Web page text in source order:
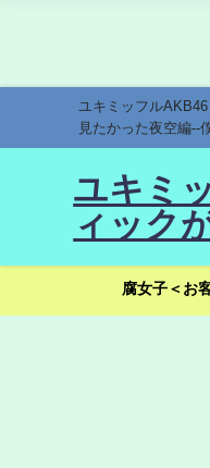
ユキミッフル
見たかった夜空編--
ユキミ
ィック
腐女子＜お